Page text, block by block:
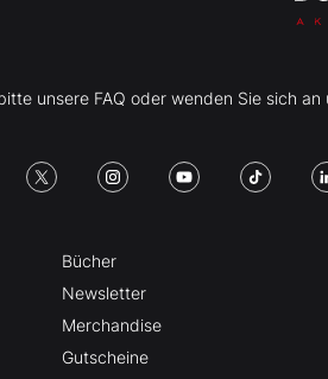
unsere FAQ oder wenden Sie sich
Bücher
Newsletter
Merchandise
Gutscheine